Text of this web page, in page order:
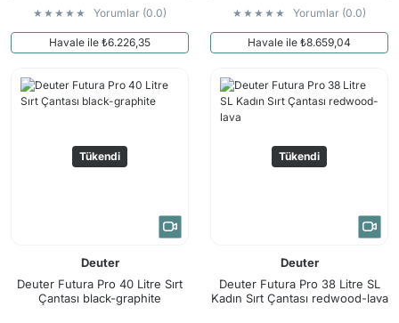
Yorumlar (0.0)
Havale ile ₺6.226,35
Yorumlar (0.0)
Havale ile ₺8.659,04
Tükendi
Deuter
Deuter Futura Pro 40 Litre Sırt
Çantası black-graphite
Tükendi
Deuter
Deuter Futura Pro 38 Litre SL
Kadın Sırt Çantası redwood-lava